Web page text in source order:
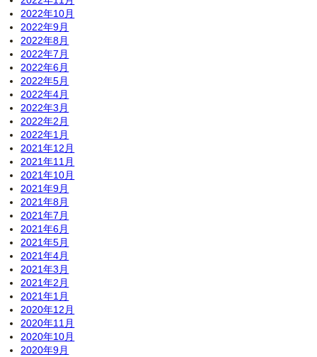
2022年10月
2022年9月
2022年8月
2022年7月
2022年6月
2022年5月
2022年4月
2022年3月
2022年2月
2022年1月
2021年12月
2021年11月
2021年10月
2021年9月
2021年8月
2021年7月
2021年6月
2021年5月
2021年4月
2021年3月
2021年2月
2021年1月
2020年12月
2020年11月
2020年10月
2020年9月